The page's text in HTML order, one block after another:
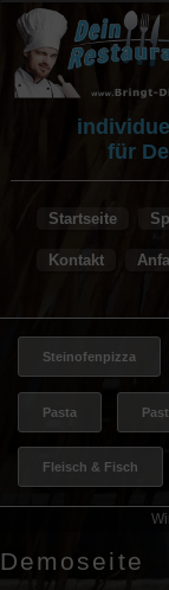
für
Startseite
Kontakt
Steinofenpizza
Pasta
Fleisch & Fisch
Demoseite